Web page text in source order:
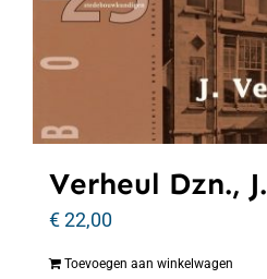
Verheul Dzn., J.
€22,00
Toevoegen aan winkelwagen